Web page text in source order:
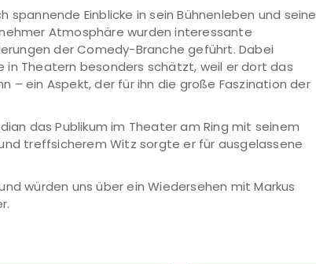
spannende Einblicke in sein Bühnenleben und seine
Atmosphäre wurden interessante
der Comedy-Branche geführt. Dabei
Theatern besonders schätzt, weil er dort das
– ein Aspekt, der für ihn die große Faszination der
das Publikum im Theater am Ring mit seinem
treffsicherem Witz sorgte er für ausgelassene
würden uns über ein Wiedersehen mit Markus